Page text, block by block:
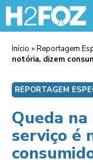
Início »Reportagem
notória, dizem
REPORTAGEM
Queda
serviço é